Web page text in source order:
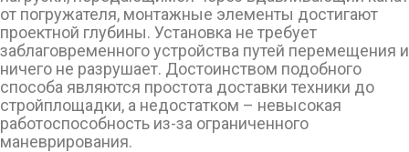
от погружателя, монтажные элементы достигают
проектной глубины. Установка не требует
заблаговременного устройства путей перемещения и
ничего не разрушает. Достоинством подобного
способа являются простота доставки техники до
стройплощадки, а недостатком – невысокая
работоспособность из-за ограниченного
маневрирования.